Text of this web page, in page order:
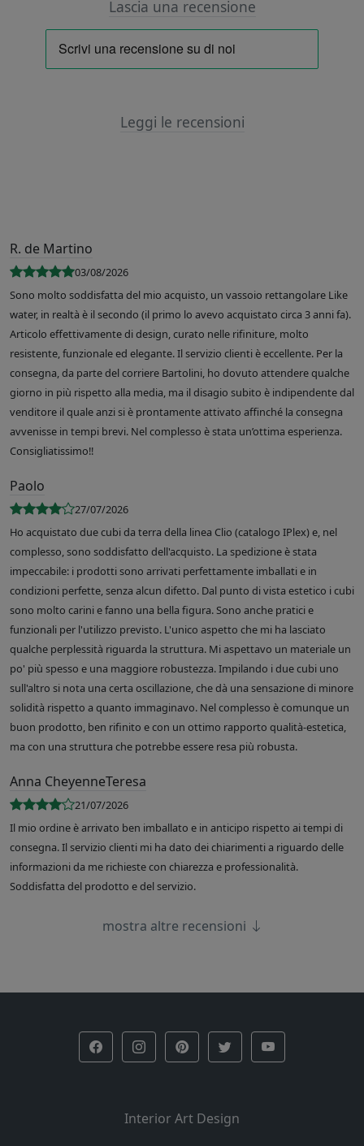
Lascia una recensione
Leggi le recensioni
R. de Martino
03/08/2026
Sono molto soddisfatta del mio acquisto, un vassoio rettangolare Like
water, in realtà è il secondo (il primo lo avevo acquistato circa 3 anni fa).
Articolo effettivamente di design, curato nelle rifiniture, molto
resistente, funzionale ed elegante. Il servizio clienti è eccellente. Per la
consegna, da parte del corriere Bartolini, ho dovuto attendere qualche
giorno in più rispetto alla media, ma il disagio subito è indipendente dal
venditore il quale anzi si è prontamente attivato affinché la consegna
avvenisse in tempi brevi. Nel complesso è stata un’ottima esperienza.
Consigliatissimo!!
Paolo
27/07/2026
Ho acquistato due cubi da terra della linea Clio (catalogo IPlex) e, nel
complesso, sono soddisfatto dell'acquisto. La spedizione è stata
impeccabile: i prodotti sono arrivati perfettamente imballati e in
condizioni perfette, senza alcun difetto. Dal punto di vista estetico i cubi
sono molto carini e fanno una bella figura. Sono anche pratici e
funzionali per l'utilizzo previsto. L'unico aspetto che mi ha lasciato
qualche perplessità riguarda la struttura. Mi aspettavo un materiale un
po' più spesso e una maggiore robustezza. Impilando i due cubi uno
sull'altro si nota una certa oscillazione, che dà una sensazione di minore
solidità rispetto a quanto immaginavo. Nel complesso è comunque un
buon prodotto, ben rifinito e con un ottimo rapporto qualità-estetica,
ma con una struttura che potrebbe essere resa più robusta.
Anna CheyenneTeresa
21/07/2026
Il mio ordine è arrivato ben imballato e in anticipo rispetto ai tempi di
consegna. Il servizio clienti mi ha dato dei chiarimenti a riguardo delle
informazioni da me richieste con chiarezza e professionalità.
Soddisfatta del prodotto e del servizio.
mostra altre recensioni
Interior Art Design